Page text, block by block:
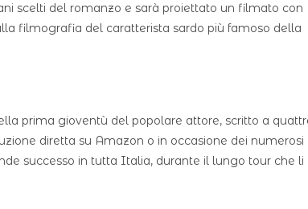
scelti del romanzo e sarà proiettato un filmato con
filmografia del caratterista sardo più famoso della
prima gioventù del popolare attore, scritto a
diretta su Amazon o in occasione dei numerosi
successo in tutta Italia, durante il lungo tour che li